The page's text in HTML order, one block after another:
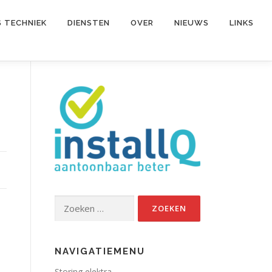
TECHNIEK DIENSTEN OVER NIEUWS LINKS
naar:
NAVIGATIEMENU